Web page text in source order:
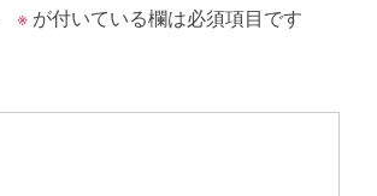
※ が付いている欄は必須項目です